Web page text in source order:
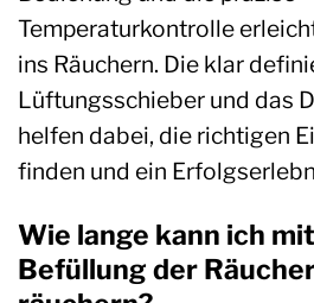
Temperaturkontrolle
ins Räuchern. Die klar
Lüftungsschieber und das
helfen dabei, die richtigen
finden und ein
Wie lange kann ich
Befüllung der